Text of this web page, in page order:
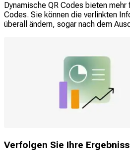
Dynamische QR Codes bieten
Codes. Sie können die verlinkten
überall ändern, sogar nach dem
Verfolgen Sie Ihre